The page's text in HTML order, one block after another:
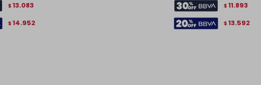
$ 13.083
$ 14.952
$ 11.893
$ 13.592